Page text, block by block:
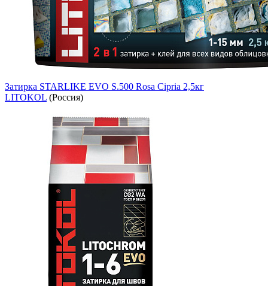
Затирка STARLIKE EVO S.500 Rosa Cipria 2,5кг
LITOKOL (Россия)